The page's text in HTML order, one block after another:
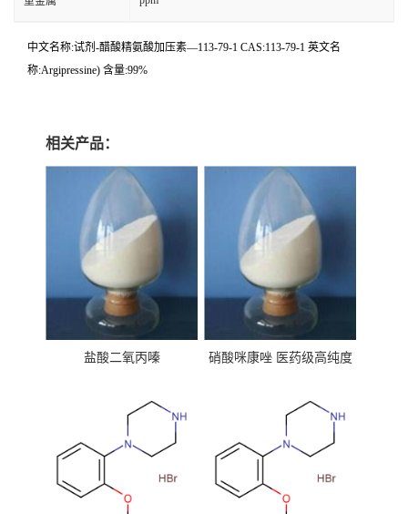
中文名称:试剂-醋酸精氨酸加压素—113-79-1 CAS:113-79-1 英文名
称:Argipressine) 含量:99%
相关产品：
盐酸二氧丙嗪
硝酸咪康唑 医药级高纯度